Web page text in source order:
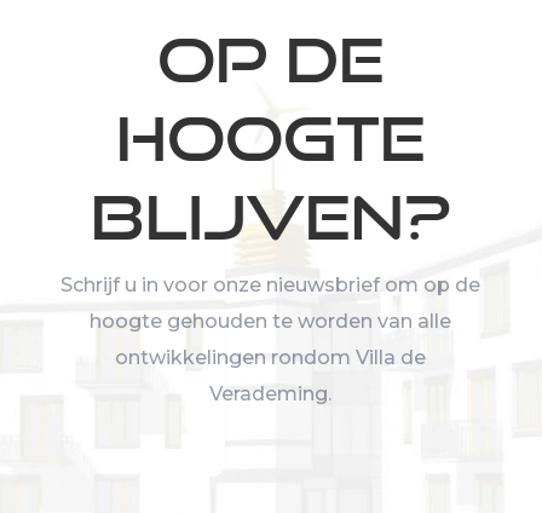
Op de
hoogte
blijven?
Schrijf u in voor onze nieuwsbrief om op de
hoogte gehouden te worden van alle
ontwikkelingen rondom Villa de
Verademing.